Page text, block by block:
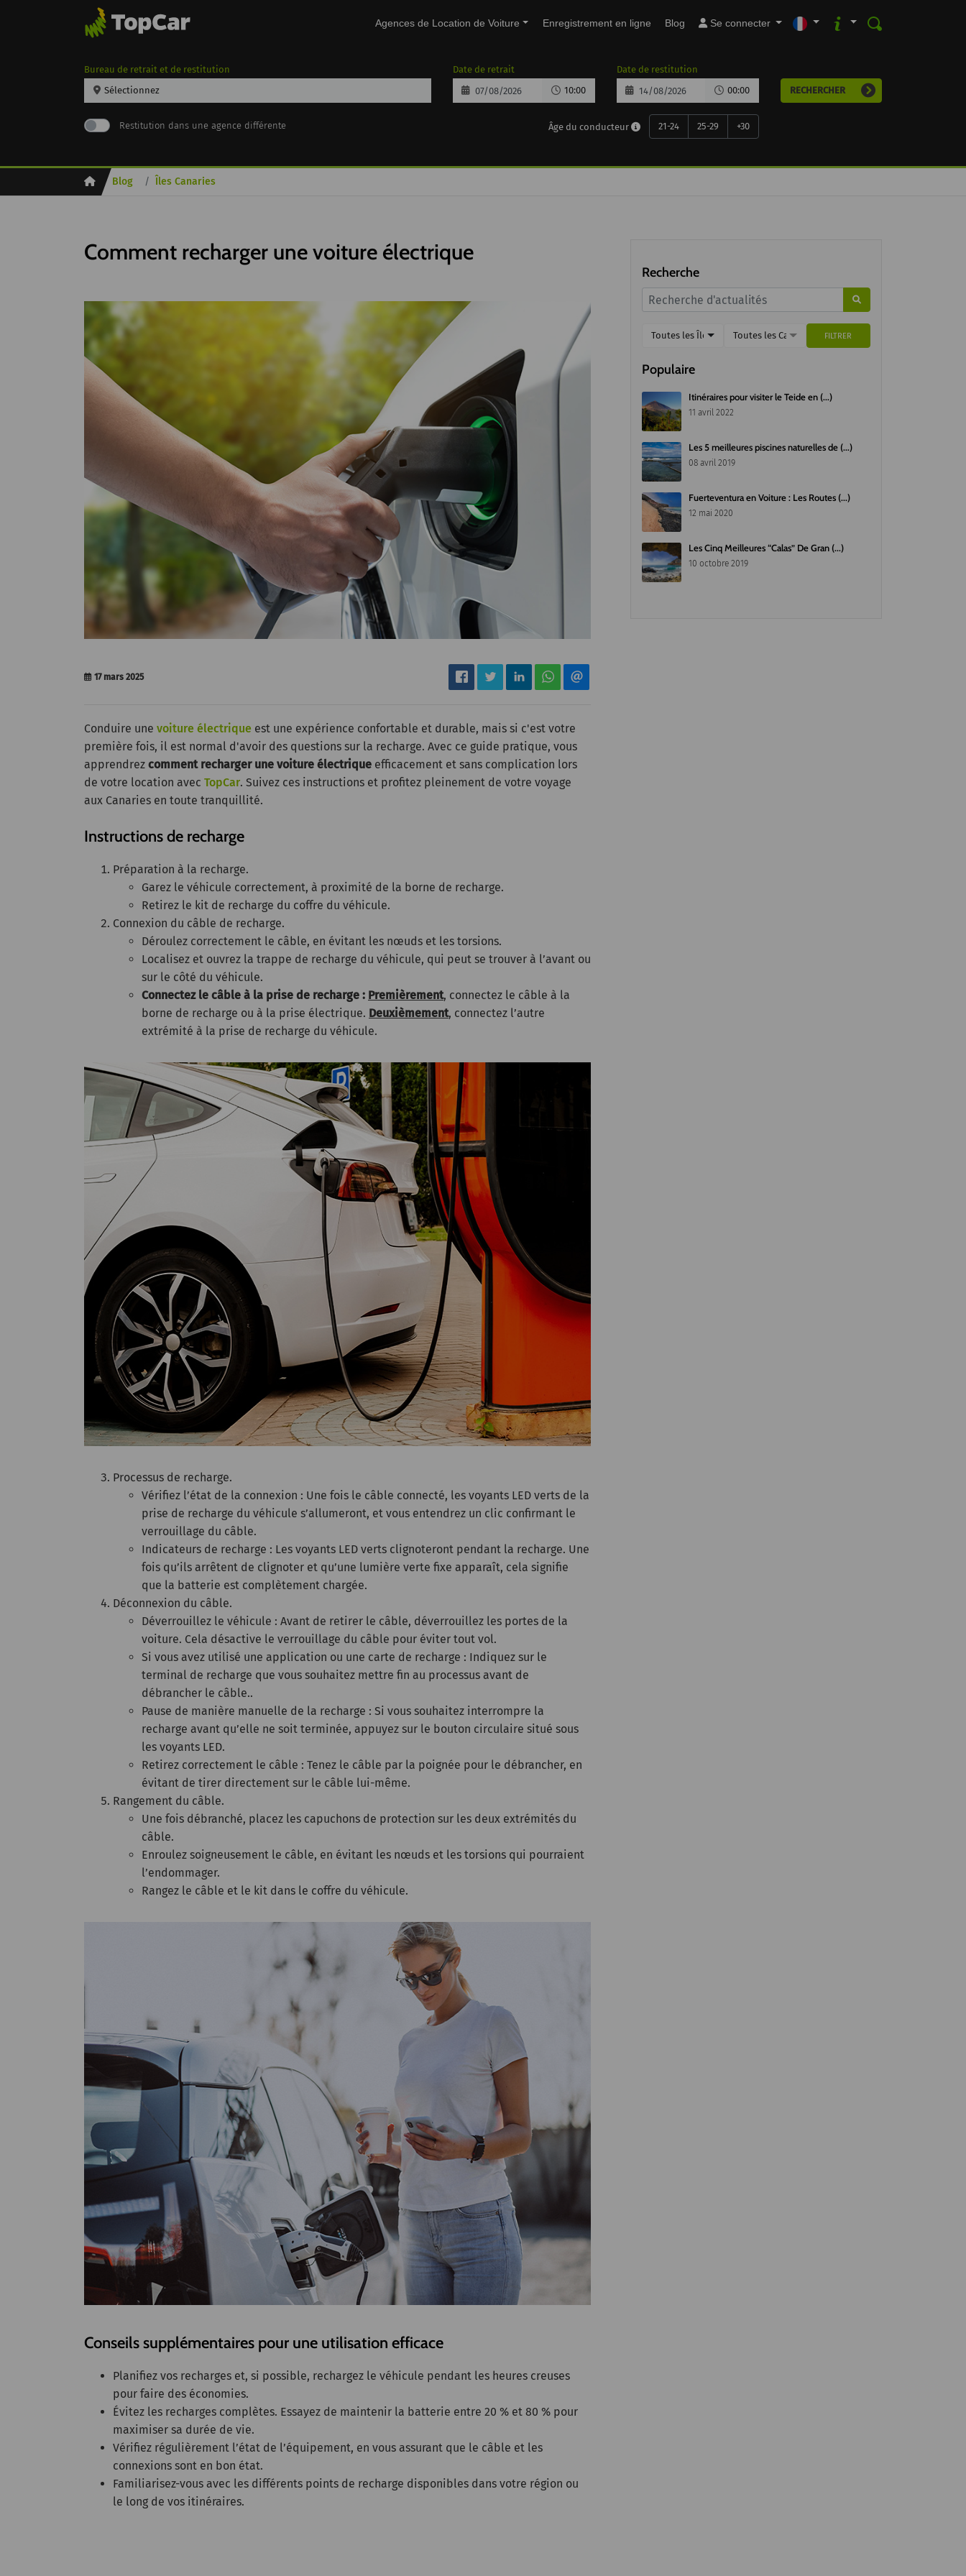
Agences de Location de Voiture Enregistrement en ligne Blog Se connecter
Bureau de retrait et de restitution
Sélectionnez
Restitution dans une agence différente
Date de retrait
10:00
Date de restitution
00:00
Âge du conducteur 21-24 25-29 +30
RECHERCHER
InicioBlog Îles Canaries
Comment recharger une voiture électrique
17 mars 2025
Conduire une voiture électrique est une expérience confortable et durable, mais si c'est votre
première fois, il est normal d'avoir des questions sur la recharge. Avec ce guide pratique, vous
apprendrez comment recharger une voiture électrique efficacement et sans complication lors
de votre location avec TopCar. Suivez ces instructions et profitez pleinement de votre voyage
aux Canaries en toute tranquillité.
Instructions de recharge
Préparation à la recharge.
Garez le véhicule correctement, à proximité de la borne de recharge.
Retirez le kit de recharge du coffre du véhicule.
Connexion du câble de recharge.
Déroulez correctement le câble, en évitant les nœuds et les torsions.
Localisez et ouvrez la trappe de recharge du véhicule, qui peut se trouver à l’avant ou
sur le côté du véhicule.
Connectez le câble à la prise de recharge : Premièrement, connectez le câble à la
borne de recharge ou à la prise électrique. Deuxièmement, connectez l’autre
extrémité à la prise de recharge du véhicule.
Processus de recharge.
Vérifiez l’état de la connexion : Une fois le câble connecté, les voyants LED verts de la
prise de recharge du véhicule s’allumeront, et vous entendrez un clic confirmant le
verrouillage du câble.
Indicateurs de recharge : Les voyants LED verts clignoteront pendant la recharge. Une
fois qu’ils arrêtent de clignoter et qu’une lumière verte fixe apparaît, cela signifie
que la batterie est complètement chargée.
Déconnexion du câble.
Déverrouillez le véhicule : Avant de retirer le câble, déverrouillez les portes de la
voiture. Cela désactive le verrouillage du câble pour éviter tout vol.
Si vous avez utilisé une application ou une carte de recharge : Indiquez sur le
terminal de recharge que vous souhaitez mettre fin au processus avant de
débrancher le câble..
Pause de manière manuelle de la recharge : Si vous souhaitez interrompre la
recharge avant qu’elle ne soit terminée, appuyez sur le bouton circulaire situé sous
les voyants LED.
Retirez correctement le câble : Tenez le câble par la poignée pour le débrancher, en
évitant de tirer directement sur le câble lui-même.
Rangement du câble.
Une fois débranché, placez les capuchons de protection sur les deux extrémités du
câble.
Enroulez soigneusement le câble, en évitant les nœuds et les torsions qui pourraient
l’endommager.
Rangez le câble et le kit dans le coffre du véhicule.
Conseils supplémentaires pour une utilisation efficace
Planifiez vos recharges et, si possible, rechargez le véhicule pendant les heures creuses
pour faire des économies.
Évitez les recharges complètes. Essayez de maintenir la batterie entre 20 % et 80 % pour
maximiser sa durée de vie.
Vérifiez régulièrement l’état de l’équipement, en vous assurant que le câble et les
connexions sont en bon état.
Familiarisez-vous avec les différents points de recharge disponibles dans votre région ou
le long de vos itinéraires.
Recherche
Toutes les Îles Toutes les Catégories FILTRER
Populaire
Itinéraires pour visiter le Teide en (...)
11 avril 2022
Les 5 meilleures piscines naturelles de (...)
08 avril 2019
Fuerteventura en Voiture : Les Routes (...)
12 mai 2020
Les Cinq Meilleures “Calas” De Gran (...)
10 octobre 2019